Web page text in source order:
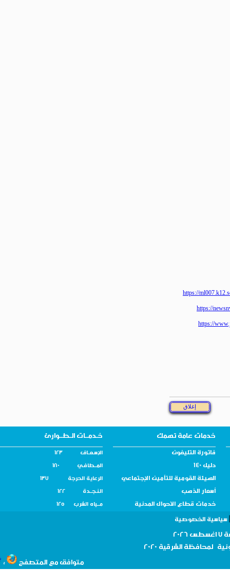
https://
https://
https://
خدمات عامة تهمك خـدمــات الـطــوارئ
فاتورة التليفون الإسـعــاف 123
دليل 140 المــطافـي 180
الهيئة القومية للتأمين الإجتماعي الرعاية الحرجة 137
أسعار الذهب النـجــدة 122
خدمات قطاع الأحوال المدنية مــياه الشرب 125
الخصوصية
لمحافظةالشرقية 2020
متوافق مع المتصفح ،